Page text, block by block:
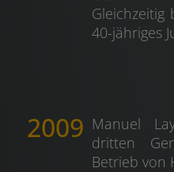
Gleichzeitig
40-jähriges
2009 Manuel
dritten
Betrieb von